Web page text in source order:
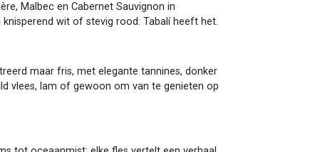
Malbec en Cabernet Sauvignon in
wit of stevig rood: Tabalí heeft het.
maar fris, met elegante tannines, donker
vlees, lam of gewoon om van te genieten op